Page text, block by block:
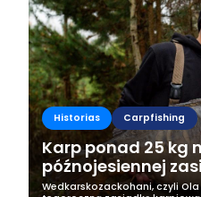
Historias Carpfishing
Karp ponad 25 kg
późnojesiennej
Wedkarskozackohani, czyli